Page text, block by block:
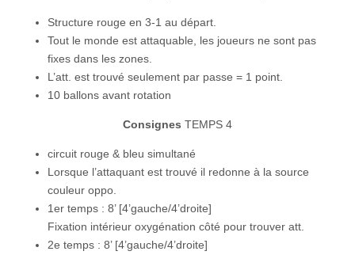
Structure rouge en 3-1 au départ.
Tout le monde est attaquable, les joueurs ne sont pas
fixes dans les zones.
L’att. est trouvé seulement par passe = 1 point.
10 ballons avant rotation
Consignes TEMPS 4
circuit rouge & bleu simultané
Lorsque l’attaquant est trouvé il redonne à la source
couleur oppo.
1er temps : 8’ [4’gauche/4’droite]
Fixation intérieur oxygénation côté pour trouver att.
2e temps : 8’ [4’gauche/4’droite]